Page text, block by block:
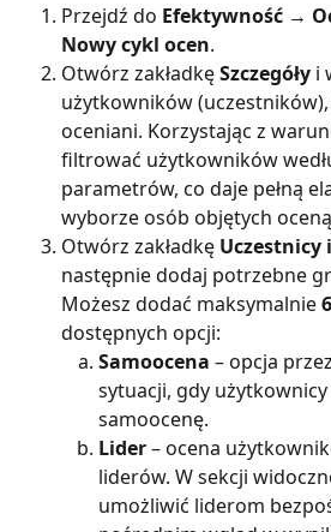
Przejdź do Efektywność →
Nowy cykl ocen.
Otwórz zakładkę Szczegóły i
użytkowników
oceniani. Korzystając z
filtrować użytkowników
parametrów, co daje pełną
wyborze osób objętych
Otwórz zakładkę Uczestnicy
następnie dodaj potrzebne
Możesz dodać maksymalnie
dostępnych opcji:
Samoocena – opcja
sytuacji, gdy użytkownicy
samoocenę.
Lider – ocena
liderów. W sekcji
umożliwić liderom